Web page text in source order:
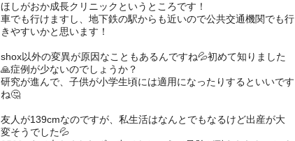
ほしがおか成長クリニックというところです！
車でも行けますし、地下鉄の駅からも近いので公共交通機関でも行
きやすいかと思います！
shox以外の変異が原因なこともあるんですね💦初めて知りました
🙏症例が少ないのでしょうか？
研究が進んで、子供が小学生頃には適用になったりするといいです
ね🤔
友人が139cmなのですが、私生活はなんとでもなるけど出産が大
変そうでした💦